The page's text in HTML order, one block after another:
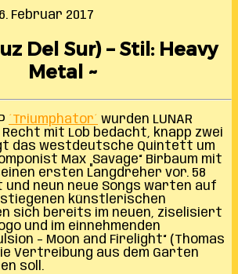
6. Februar 2017
Del Sur) – Stil: Heavy
Metal ~
´Triumphator´ wurden LUNAR
Recht mit Lob bedacht, knapp zwei
das westdeutsche Quintett um
Max „Savage“ Birbaum mit
ersten Langdreher vor. 58
und neun neue Songs warten auf
künstlerischen
sich bereits im neuen, ziselisiert
und im einnehmenden
– Moon and Firelight“ (Thomas
Vertreibung aus dem Garten
soll.